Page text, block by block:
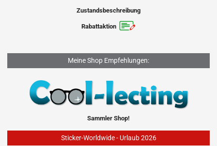
Zustandsbeschreibung
Rabattaktion
Meine Shop Empfehlungen:
Sammler Shop!
Sticker-Worldwide - Urlaub 2026